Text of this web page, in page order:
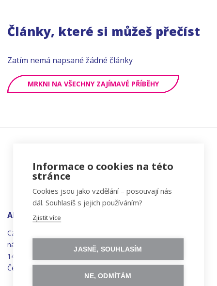
Články, které si můžeš přečíst
Zatím nemá napsané žádné články
MRKNI NA VŠECHNY ZAJÍMAVÉ PŘÍBĚHY
ADRESA
Czechitas, z.ú.
náměstí
Synků 1748/17
140 00 Praha 4 - Nusle
Česká republika
Informace o cookies na této
stránce
Cookies jsou jako vzdělání – posouvají nás
dál. Souhlasíš s jejich používáním?
Zjistit více
JASNĚ, SOUHLASÍM
NE, ODMÍTÁM